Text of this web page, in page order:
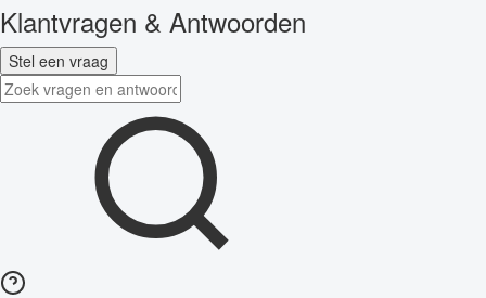
Klantvragen & Antwoorden
Stel een vraag